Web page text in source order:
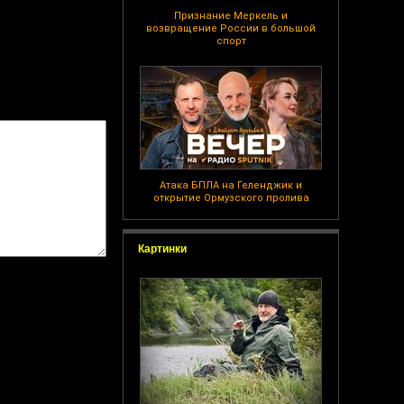
Признание Меркель и
возвращение России в большой
спорт
Атака БПЛА на Геленджик и
открытие Ормузского пролива
Картинки